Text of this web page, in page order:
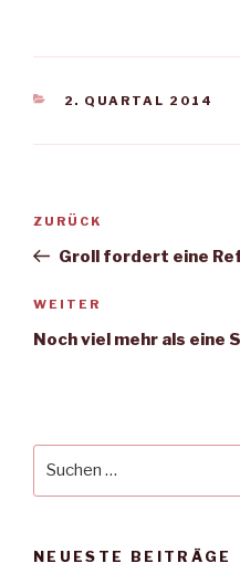
KATEGORIEN
2. QUARTAL 2014
Beitragsnavigation
Vorheriger
Beitrag
ZURÜCK
Groll fordert eine
Nächster
Beitrag
WEITER
Noch viel mehr als eine
NEUESTE BEITRÄGE